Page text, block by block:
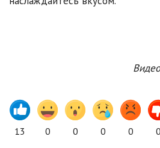
13 0 0 0 0 0